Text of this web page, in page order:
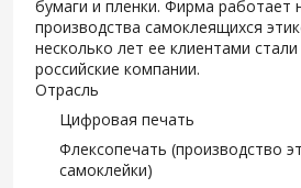
бумаги и пленки. Фирма работает
производства самоклеящихся
несколько лет ее клиентами
российские компании.
Отрасль
Цифровая печать
Флексопечать (производство
самоклейки)